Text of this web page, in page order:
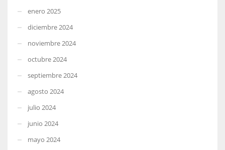
enero 2025
diciembre 2024
noviembre 2024
octubre 2024
septiembre 2024
agosto 2024
julio 2024
junio 2024
mayo 2024